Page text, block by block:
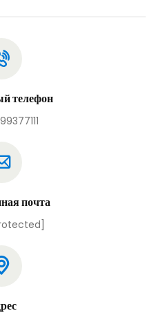
телефон
почта